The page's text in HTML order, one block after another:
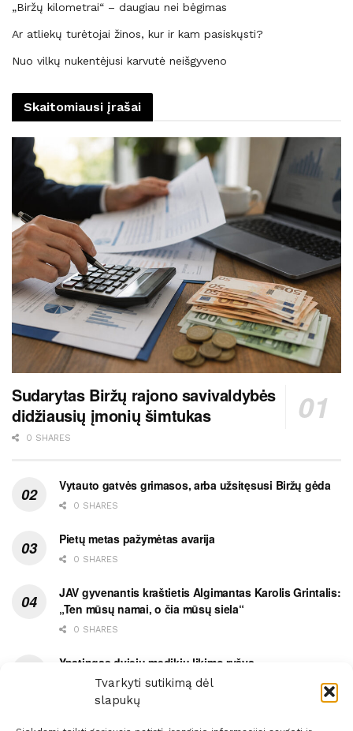
Tvarkyti sutikimą dėl
slapukų
„Biržų kilometrai“ – daugiau nei bėgimas
Ar atliekų turėtojai žinos, kur ir kam pasiskųsti?
Nuo vilkų nukentėjusi karvutė neišgyveno
Skaitomiausi įrašai
Sudarytas Biržų rajono savivaldybės
didžiausių įmonių šimtukas
0 SHARES
Vytauto gatvės grimasos, arba užsitęsusi Biržų gėda
0 SHARES
Pietų metas pažymėtas avarija
0 SHARES
JAV gyvenantis kraštietis Algimantas Karolis Grintalis:
„Ten mūsų namai, o čia mūsų siela“
0 SHARES
Ypatingas dviejų medikių likimo ryšys
0 SHARES